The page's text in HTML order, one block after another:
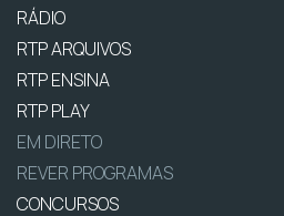
RÁDIO
RTP ARQUIVOS
RTP ENSINA
RTP PLAY
EM DIRETO
REVER PROGRAMAS
CONCURSOS